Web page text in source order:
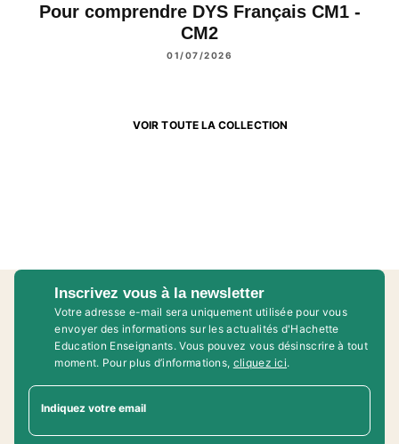
Pour comprendre DYS Français CM1 -
CM2
01/07/2026
VOIR TOUTE LA COLLECTION
Inscrivez vous à la newsletter
Votre adresse e-mail sera uniquement utilisée pour vous
envoyer des informations sur les actualités d'Hachette
Education Enseignants. Vous pouvez vous désinscrire à tout
moment. Pour plus d’informations, cliquez ici.
Indiquez votre email